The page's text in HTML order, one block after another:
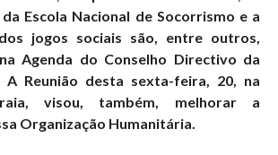
Escola Nacional de Socorrismo e a
jogos sociais são, entre outros,
Agenda do Conselho Directivo da
A Reunião desta sexta-feira, 20, na
visou, também, melhorar a
Organização Humanitária.